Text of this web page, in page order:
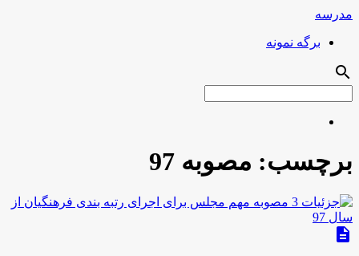
مدرسه
برگه نمونه
search
برچسب: مصوبه 97
description